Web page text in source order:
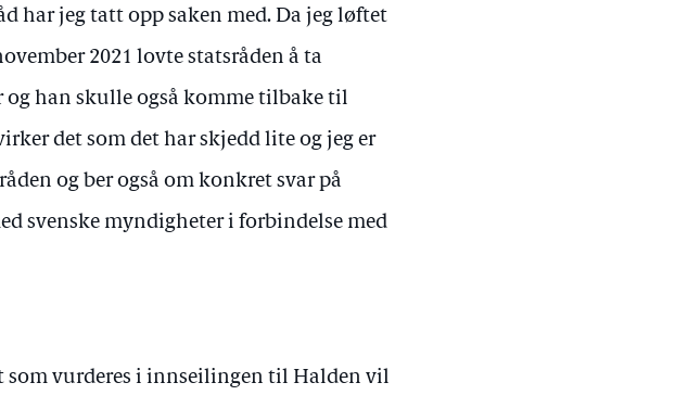
har jeg tatt opp saken med. Da jeg løftet
2021 lovte statsråden å ta
han skulle også komme tilbake til
det som det har skjedd lite og jeg er
og ber også om konkret svar på
svenske myndigheter i forbindelse med
vurderes i innseilingen til Halden vil